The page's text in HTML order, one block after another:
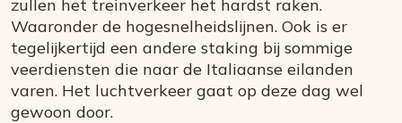
zullen het treinverkeer het hardst raken.
Waaronder de hogesnelheidslijnen. Ook is er
tegelijkertijd een andere staking bij sommige
veerdiensten die naar de Italiaanse eilanden
varen. Het luchtverkeer gaat op deze dag wel
gewoon door.